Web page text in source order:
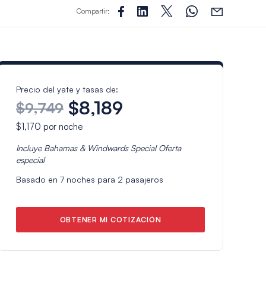
Compartir:
Precio del yate y tasas de:
$9,749 $8,189
$1,170 por noche
Incluye Bahamas & Windwards SpecialOferta
especial
Basado en 7 noches para 2 pasajeros
OBTENER MI COTIZACIÓN